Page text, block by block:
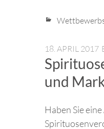
18. APRIL 2017
und
Haben Sie